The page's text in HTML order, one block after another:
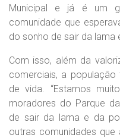
Municipal e já é um
comunidade que
do sonho de sair da lama
Com isso, além da
comerciais, a população
de vida. “Estamos
moradores do Parque
de sair da lama e da
outras comunidades